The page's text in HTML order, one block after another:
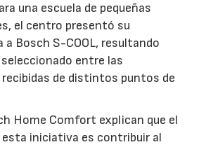
una escuela de pequeñas
el centro presentó su
a Bosch S-COOL, resultando
entre las
de distintos puntos de
Home Comfort explican que el
iniciativa es contribuir al